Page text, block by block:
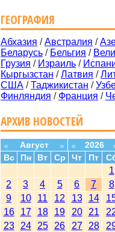
ГЕОГРАФИЯ
Абхазия /Австралия /
Беларусь / Бельгия /
Грузия / Израиль /
Кыргызстан /Латвия /
США /Таджикистан /
Финляндия / Франция /
АРХИВ НОВОСТЕЙ
Август
2026
Вс
Пн Вт Ср Чт Пт
1
2
3 4 5 6 7
8
9
10 11 12 13 14
16
17 18 19 20 21
23
24 25 26 27 28